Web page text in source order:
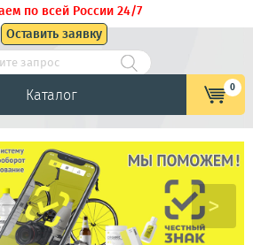
по всей России 24/7
Оставить заявку
Каталог 0
>